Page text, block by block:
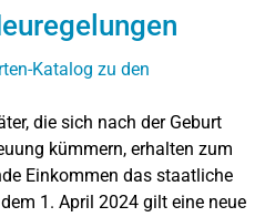
die sich nach der Geburt
kümmern, erhalten zum
Einkommen das staatliche
1. April 2024 gilt eine neue